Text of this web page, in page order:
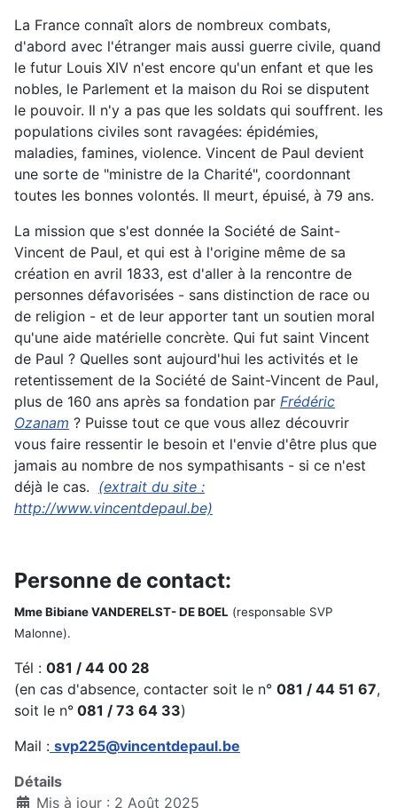
La France connaît alors de nombreux combats,
d'abord avec l'étranger mais aussi guerre civile, quand
le futur Louis XIV n'est encore qu'un enfant et que les
nobles, le Parlement et la maison du Roi se disputent
le pouvoir. Il n'y a pas que les soldats qui souffrent. les
populations civiles sont ravagées: épidémies,
maladies, famines, violence. Vincent de Paul devient
une sorte de "ministre de la Charité", coordonnant
toutes les bonnes volontés. Il meurt, épuisé, à 79 ans.
La mission que s'est donnée la Société de Saint-
Vincent de Paul, et qui est à l'origine même de sa
création en avril 1833, est d'aller à la rencontre de
personnes défavorisées - sans distinction de race ou
de religion - et de leur apporter tant un soutien moral
qu'une aide matérielle concrète. Qui fut saint Vincent
de Paul ? Quelles sont aujourd'hui les activités et le
retentissement de la Société de Saint-Vincent de Paul,
plus de 160 ans après sa fondation par Frédéric
Ozanam ? Puisse tout ce que vous allez découvrir
vous faire ressentir le besoin et l'envie d'être plus que
jamais au nombre de nos sympathisants - si ce n'est
déjà le cas. (extrait du site :
http://www.vincentdepaul.be)
Personne de contact:
Mme Bibiane VANDERELST- DE BOEL (responsable SVP
Malonne).
Tél : 081 / 44 00 28
(en cas d'absence, contacter soit le n° 081 / 44 51 67,
soit le n° 081 / 73 64 33)
Mail : svp225@vincentdepaul.be
Détails
Mis à jour : 2 Août 2025